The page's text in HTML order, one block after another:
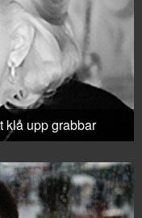
klå upp grabbar